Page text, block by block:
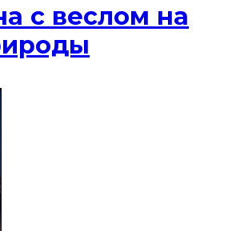
с веслом на